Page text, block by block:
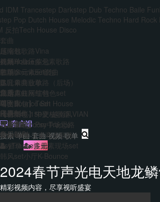
IDM Trancestep Darkstep Dub Techno Baile
Pop Dutch House Melodic Techno Hard Rock
反拍Tech House Disco
套曲
越南鼓歌路Vina
前场House多元素歌路
主场多元素set套曲
多元素商业歌路（后场）
江南霓虹网红特色set
中文Bounce Set
Hard140-150硬核歌路
EDM&Bigroom中场思路
Bounce多元素商业歌路
PsyTrance多元素现场set
韩风set小厅K-Bounce
压缩包
外网单曲压缩包
韩国boune压缩包
迷音单曲歌单
精选单曲压缩包
【合集包】Tech House
【合集包】中文/越南风VIAN
【合集包】Psy Trance
视频
歌单
DJ
音乐人
艺术家
免费
VIP
主题包
免费套曲
每日福利
AI
干声制作
套曲制作
音乐制作
转换
客户端
登录 注册
2024春节声光电天地龙
精彩视频内容，尽享视听盛宴